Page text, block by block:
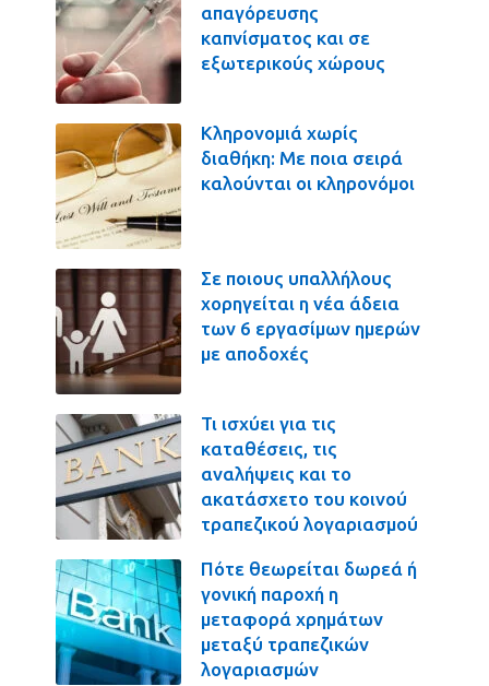
απαγόρευσης
καπνίσματος και σε
εξωτερικούς χώρους
Κληρονομιά χωρίς
διαθήκη: Με ποια σειρά
καλούνται οι κληρονόμοι
Σε ποιους υπαλλήλους
χορηγείται η νέα άδεια
των 6 εργασίμων ημερών
με αποδοχές
Τι ισχύει για τις
καταθέσεις, τις
αναλήψεις και το
ακατάσχετο του κοινού
τραπεζικού λογαριασμού
Πότε θεωρείται δωρεά ή
γονική παροχή η
μεταφορά χρημάτων
μεταξύ τραπεζικών
λογαριασμών